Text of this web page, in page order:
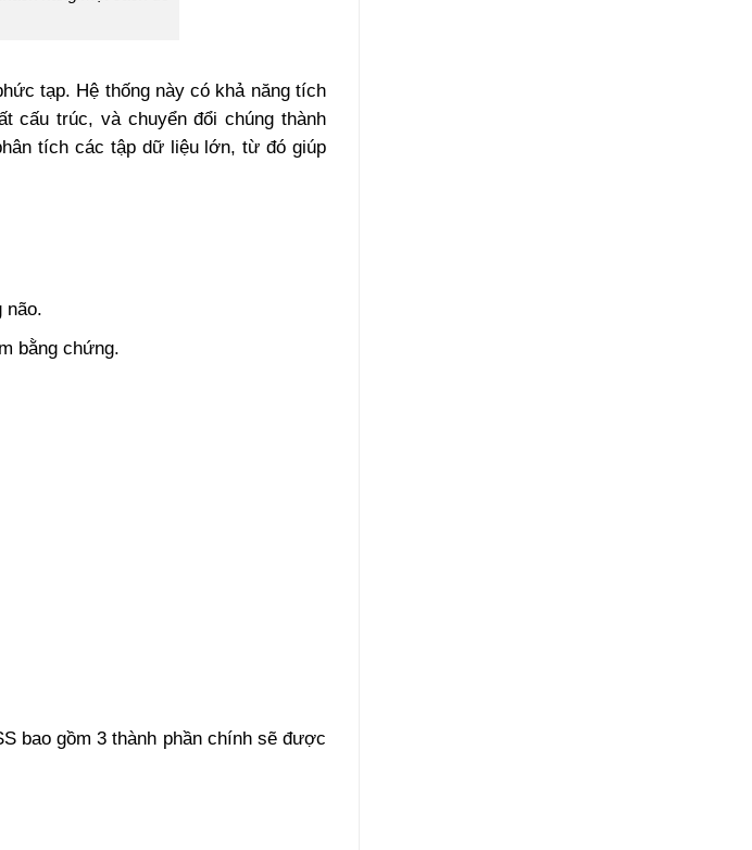
tạp. Hệ thống này có khả năng tích
cấu trúc, và chuyển đổi chúng thành
tích các tập dữ liệu lớn, từ đó giúp
não.
bằng chứng.
bao gồm 3 thành phần chính sẽ được